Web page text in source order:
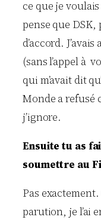
ce que je
pense que DSK,
d’accord.
(sans l’appel à
qui m’avait dit
Monde a refusé
j’ignore.
Ensuite tu as
soumettre au
Pas
parution, je l’ai